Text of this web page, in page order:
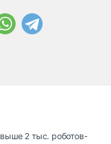
2 тыс. роботов-